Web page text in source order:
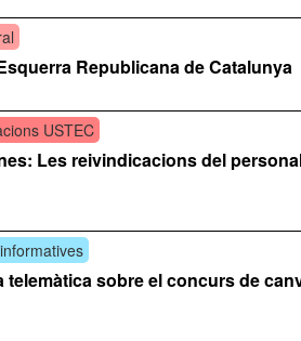
Republicana de Catalunya
USTEC
Les reivindicacions del
telemàtica sobre el concurs de